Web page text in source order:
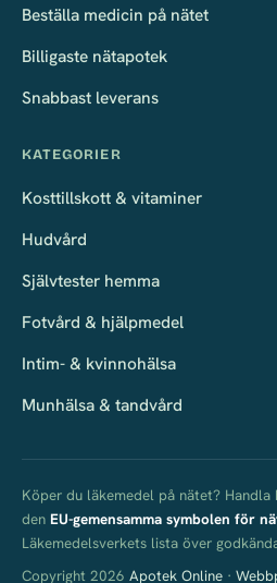
Beställa medicin på nätet
Billigaste nätapotek
Snabbast leverans
KATEGORIER
Kosttillskott & vitaminer
Hudvård
Självtester hemma
Fotvård & hjälpmedel
Intim- & kvinnohälsa
Munhälsa & tandvård
Köper du läkemedel på nätet?
den EU-gemensamma symbolen för
Läkemedelsverkets lista över
Copyright 2026 Apotek Online ·